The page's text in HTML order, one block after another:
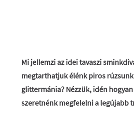
Mi jellemzi az idei tavaszi
megtarthatjuk élénk piros
glittermánia? Nézzük, idén
szeretnénk megfelelni a legújabb